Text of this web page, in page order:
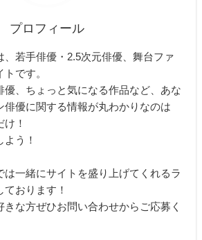
プロフィール
、若手俳優・2.5次元俳優、舞台ファ
です。
優、ちょっと気になる作品など、あな
俳優に関する情報が丸わかりなのは
け！
う！
は一緒にサイトを盛り上げてくれるラ
おります！
きな方ぜひお問い合わせからご応募く